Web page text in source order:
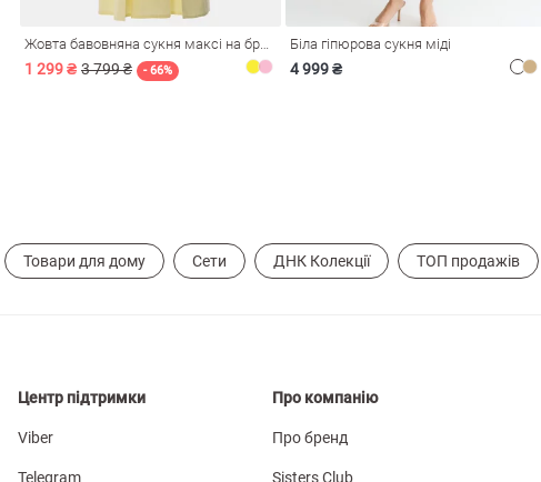
1 299 ₴ 3 799 ₴ - 66%
Біла гіпюрова сукня міді
4 999 ₴
Товари для дому Сети ДНК Колекції ТОП продажів
Центр підтримки
Viber
Telegram
Про компанію
Про бренд
Sisters Club